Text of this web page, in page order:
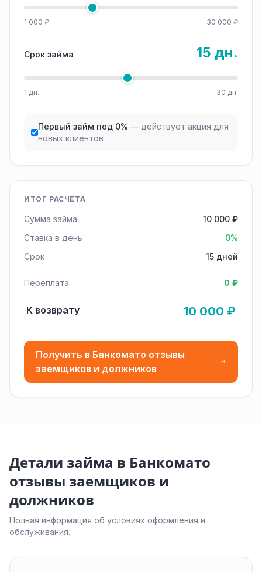
1 000 ₽ 30 000 ₽
Срок займа 15 дн.
1 дн. 30 дн.
Первый займ под 0% — действует акция для
новых клиентов
ИТОГ РАСЧЁТА
Сумма займа
10 000 ₽
Ставка в день
0%
Срок
15 дней
Переплата 0 ₽
К возврату 10 000 ₽
Получить в Банкомато отзывы
заемщиков и должников
Детали займа в Банкомато
отзывы заемщиков и
должников
Полная информация об условиях оформления и
обслуживания.